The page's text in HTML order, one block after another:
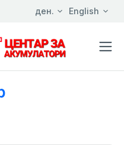
ден. English